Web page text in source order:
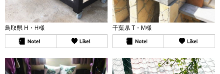
鳥取県 H・H様 千葉県 T・M様